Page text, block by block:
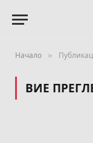
Начало »
ВИЕ